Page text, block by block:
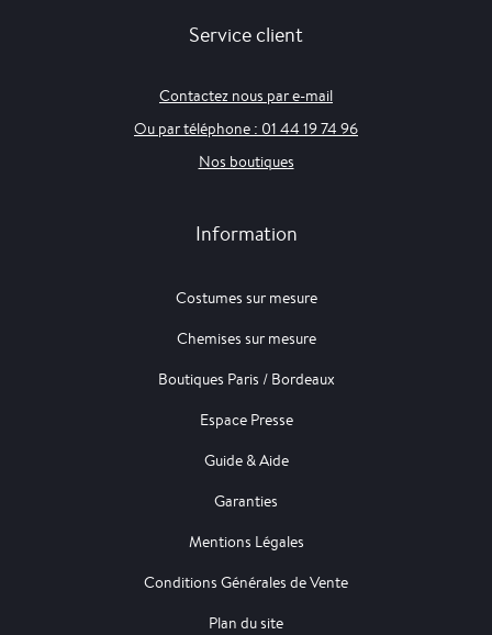
Service client
Contactez nous par e-mail
Ou par téléphone : 01 44 19 74 96
Nos boutiques
Information
Costumes sur mesure
Chemises sur mesure
Boutiques Paris / Bordeaux
Espace Presse
Guide & Aide
Garanties
Mentions Légales
Conditions Générales de Vente
Plan du site